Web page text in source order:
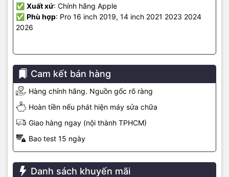
✅ Xuất xứ: Chính hãng Apple
✅ Phù hợp: Pro 16 inch 2019, 14 inch 2021 2023 2024
2026
Cam kết bán hàng
Hàng chính hãng. Nguồn gốc rõ ràng
Hoàn tiền nếu phát hiện máy sửa chữa
Giao hàng ngay (nội thành TPHCM)
Bao test 15 ngày
Danh sách khuyến mãi
📍 Mua hàng tại MacShop24h